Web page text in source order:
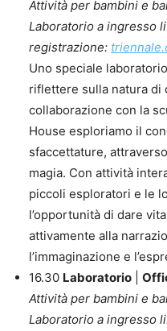
Attività per bambini e
Laboratorio a ingresso
registrazione:
Uno speciale
riflettere sulla natura di
collaborazione con la
House esploriamo il
sfaccettature,
magia. Con attività
piccoli esploratori e le
l’opportunità di dare
attivamente alla
l’immaginazione e
16.30 Laboratorio
Attività per bambini e
Laboratorio a ingresso